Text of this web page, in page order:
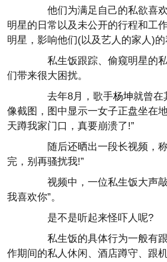
他们为满足自己的私欲喜欢
明星的日常以及未公开的行程和工
明星，影响他们(以及艺人的家人)的
私生饭跟踪、偷窥明星的私
们带来很大困扰。
去年8月，歌手杨坤就曾在
像截图，图中显示一女子正盘坐在
天蹲我家门口，真要崩溃了!”
随后还晒出一段长视频，称
完，别再骚扰我!”
视频中，一位私生饭大声敲
我喜欢你”。
是不是听起来怪吓人呢?
私生饭的具体行为一般有跟
作期间的私人休闲、酒店蹲守、跟